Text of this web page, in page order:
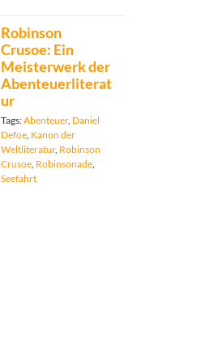
Robinson
Crusoe: Ein
Meisterwerk der
Abenteuerliterat
ur
Tags:Abenteuer, Daniel
Defoe, Kanon der
Weltliteratur, Robinson
Crusoe, Robinsonade,
Seefahrt